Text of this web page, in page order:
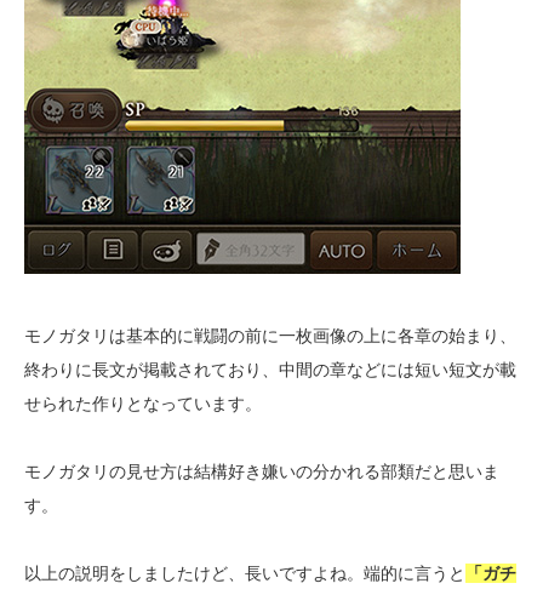
モノガタリは基本的に戦闘の前に一枚画像の上に各章の始まり、
終わりに長文が掲載されており、中間の章などには短い短文が載
せられた作りとなっています。
モノガタリの見せ方は結構好き嫌いの分かれる部類だと思いま
す。
以上の説明をしましたけど、長いですよね。端的に言うと
「ガチ